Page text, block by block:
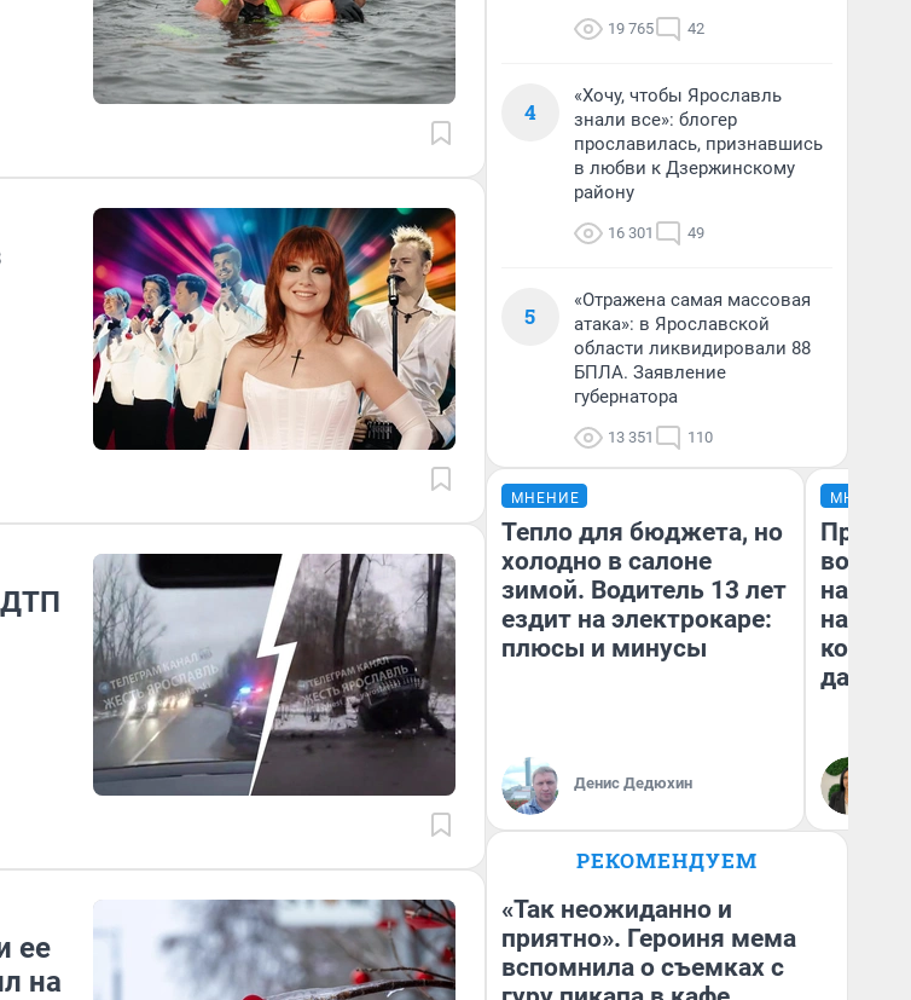
ДТП
ее
на
19 765 42
4
«Хочу, чтобы Ярославль
знали все»: блогер
прославилась, признавшись
в любви к Дзержинскому
району
16 301 49
5
«Отражена самая массовая
атака»: в Ярославской
области ликвидировали 88
БПЛА. Заявление
губернатора
13 351 110
МНЕНИЕ
Тепло для бюджета, но
холодно в салоне
зимой. Водитель 13 лет
ездит на электрокаре:
плюсы и минусы
Денис Дедюхин
МНЕНИЕ
нам
даже
РЕКОМЕНДУЕМ
«Так неожиданно и
приятно». Героиня мема
вспомнила о съемках с